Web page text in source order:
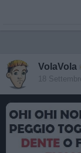
VolaVola
18